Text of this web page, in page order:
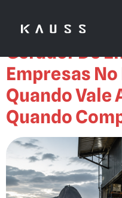
Energia
Gerador De
Empresas
Quando Vale
Quando